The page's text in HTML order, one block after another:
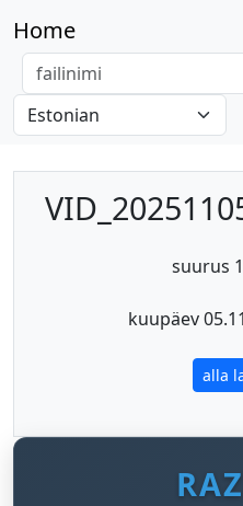
Home
suurus
kuupäev
alla